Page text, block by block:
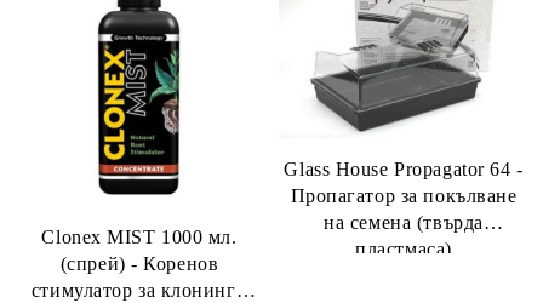
Clonex MIST 1000 мл.
(спрей) - Коренов
стимулатор за клонинги
Glass House Propagator 64 -
Пропагатор за покълване
на семена (твърда
пластмаса)